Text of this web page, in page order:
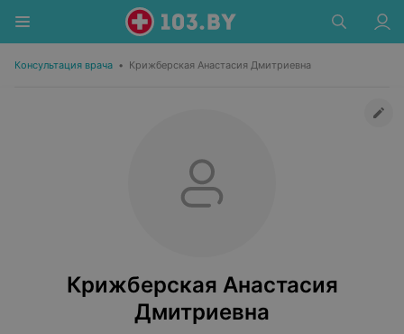
Консультация врача • Крижберская Анастасия Дмитриевна
Крижберская Анастасия
Дмитриевна